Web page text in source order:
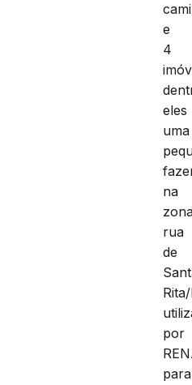
e
4
eles
uma
na
rua
de
por
para